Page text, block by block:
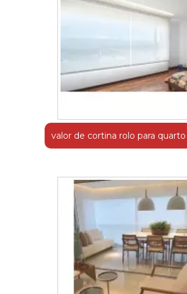
valor de cortina rolo para